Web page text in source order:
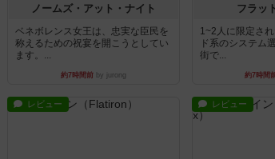
ノームズ・アット・ナイト
ベネボレンス女王は、忠実な臣民を
称えるための祝宴を開こうとしてい
ます。...
約7時間前 by jurong
フラッ
1~2人に限定さ
ド系のシステム
街で...
約7時間
レビュー レビュー